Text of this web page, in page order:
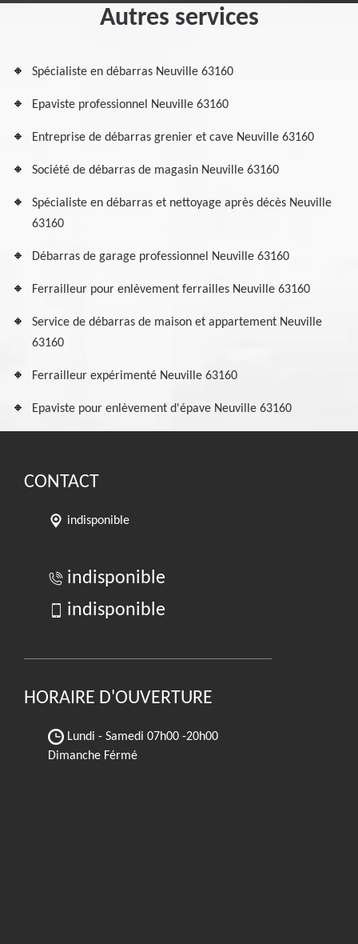
Autres services
Spécialiste en débarras Neuville 63160
Epaviste professionnel Neuville 63160
Entreprise de débarras grenier et cave Neuville 63160
Société de débarras de magasin Neuville 63160
Spécialiste en débarras et nettoyage après décès Neuville
63160
Débarras de garage professionnel Neuville 63160
Ferrailleur pour enlèvement ferrailles Neuville 63160
Service de débarras de maison et appartement Neuville
63160
Ferrailleur expérimenté Neuville 63160
Epaviste pour enlèvement d'épave Neuville 63160
CONTACT
indisponible
indisponible
indisponible
HORAIRE D'OUVERTURE
Lundi - Samedi 07h00 -20h00
Dimanche Férmé